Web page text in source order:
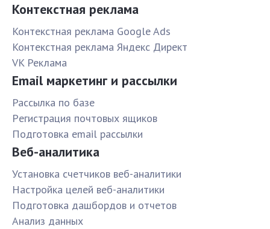
Контекстная реклама
Контекстная реклама Google Ads
Контекстная реклама Яндекс Директ
VK Реклама
Email маркетинг и рассылки
Рассылка по базе
Pегистрация почтовых ящиков
Подготовка email рассылки
Веб-аналитика
Установка счетчиков веб-аналитики
Настройка целей веб-аналитики
Подготовка дашбордов и отчетов
Анализ данных